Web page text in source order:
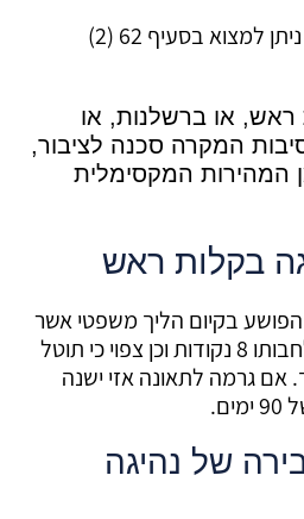
ניסוח מדוייק של העבירה ניתן למצוא בסעיף 62 (2)
ראש, או ברשלנות, או
המקרה סכנה לציבור,
המהירות המקסימלית
בקלות ראש
הפושע בקיום הליך משפטי אשר
בסופו, אם יורשע ירשמו לחבותו 8 נקודות וכן צפוי כי תוטל
אם גרמה לתאונה אזי ישנה
של נהיגה